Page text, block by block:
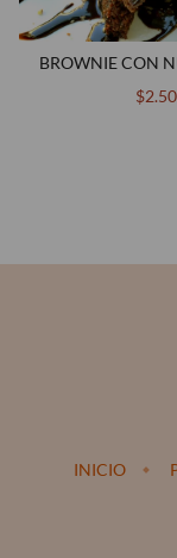
BROWNIE CON
INICIO